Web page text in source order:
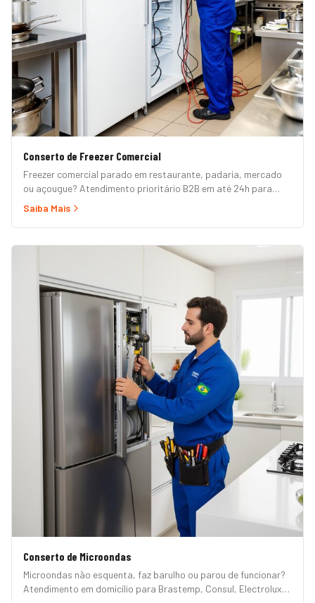
Conserto de Freezer Comercial
Freezer comercial parado em restaurante, padaria, mercado
ou açougue? Atendimento prioritário B2B em até 24h para
horizontal, vertical, expositor, ilha refrigerada e câmara fria.
Saiba Mais
Conserto de Microondas
Microondas não esquenta, faz barulho ou parou de funcionar?
Atendimento em domicílio para Brastemp, Consul, Electrolux,